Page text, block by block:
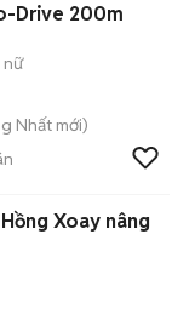
Drive 200m
nữ
Nhất mới)
Xoay nâng